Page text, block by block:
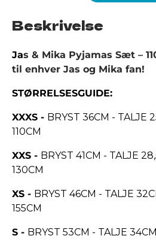
Beskrivelse
Jas & Mika Pyjamas Sæt –
til enhver Jas og Mika fan!
STØRRELSESGUIDE:
XXXS - BRYST 36CM - TALJE
110CM
XXS - BRYST 41CM - TALJE
130CM
XS - BRYST 46CM - TALJE
155CM
S - BRYST 53CM - TALJE